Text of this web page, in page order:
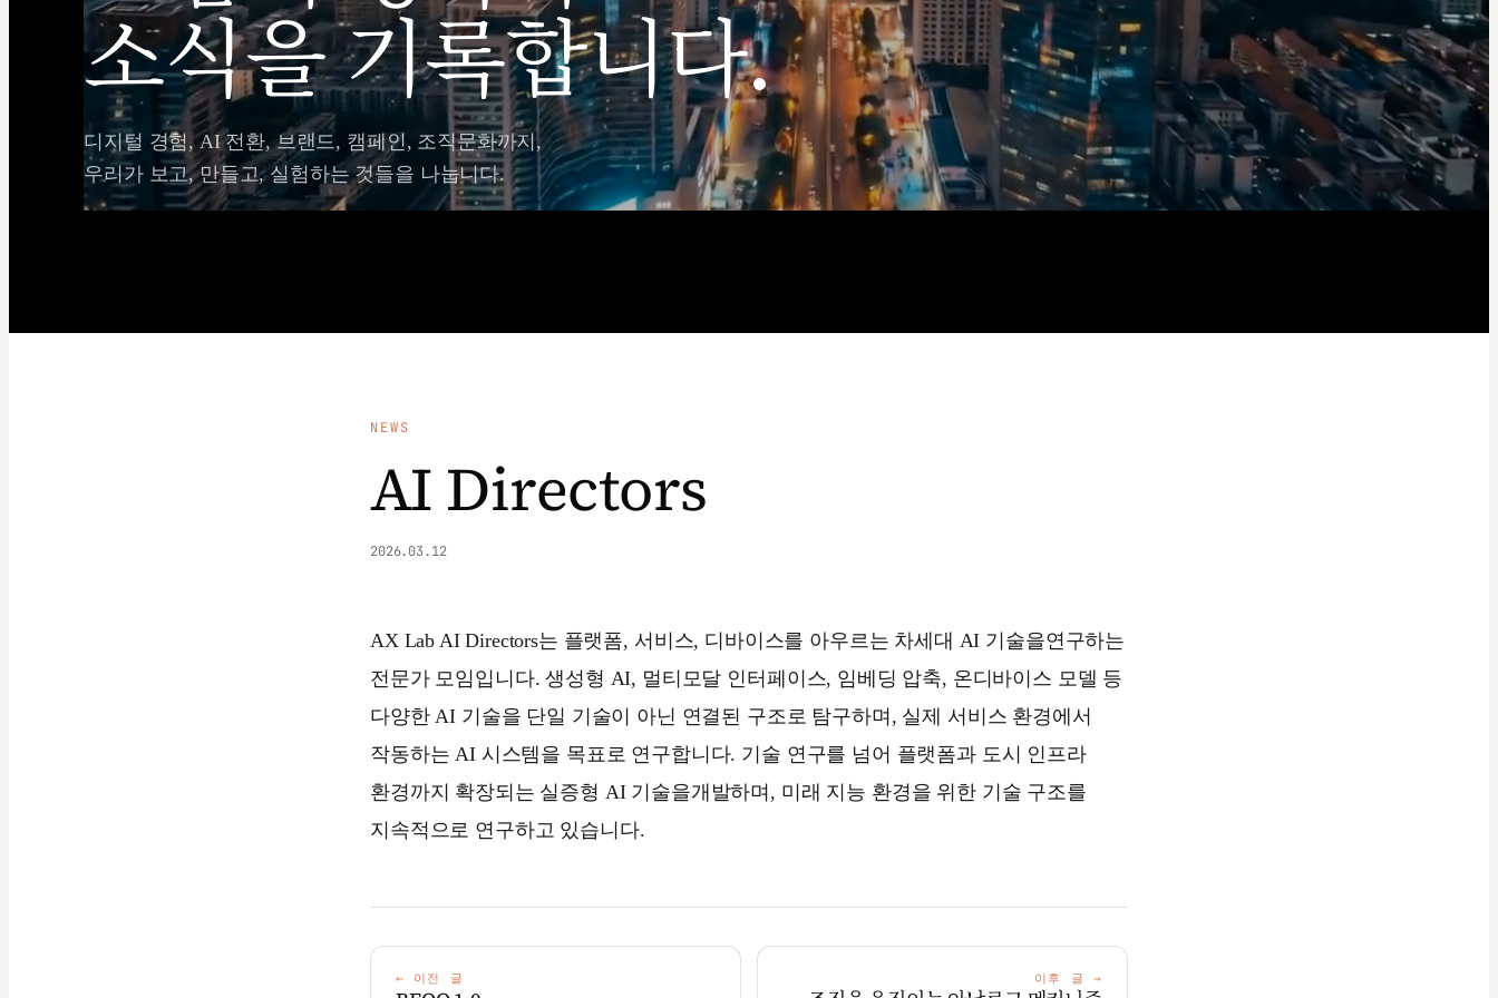
소식을 기록합니다.
디지털 경험, AI 전환, 브랜드, 캠페인, 조직문화까지,
우리가 보고, 만들고, 실험하는 것들을 나눕니다.
NEWS
AI Directors
2026.03.12
AX Lab AI Directors는 플랫폼, 서비스, 디바이스를 아우르는 차세대 AI 기술을연구하는
전문가 모임입니다. 생성형 AI, 멀티모달 인터페이스, 임베딩 압축, 온디바이스 모델 등
다양한 AI 기술을 단일 기술이 아닌 연결된 구조로 탐구하며, 실제 서비스 환경에서
작동하는 AI 시스템을 목표로 연구합니다. 기술 연구를 넘어 플랫폼과 도시 인프라
환경까지 확장되는 실증형 AI 기술을개발하며, 미래 지능 환경을 위한 기술 구조를
지속적으로 연구하고 있습니다.
← 이전 글 이후 글 →